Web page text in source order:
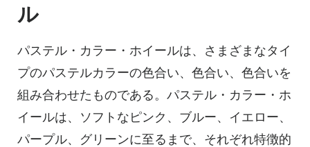
ル
パステル・カラー・ホイールは、さまざまなタイ
プのパステルカラーの色合い、色合い、色合いを
組み合わせたものである。パステル・カラー・ホ
イールは、ソフトなピンク、ブルー、イエロー、
パープル、グリーンに至るまで、それぞれ特徴的